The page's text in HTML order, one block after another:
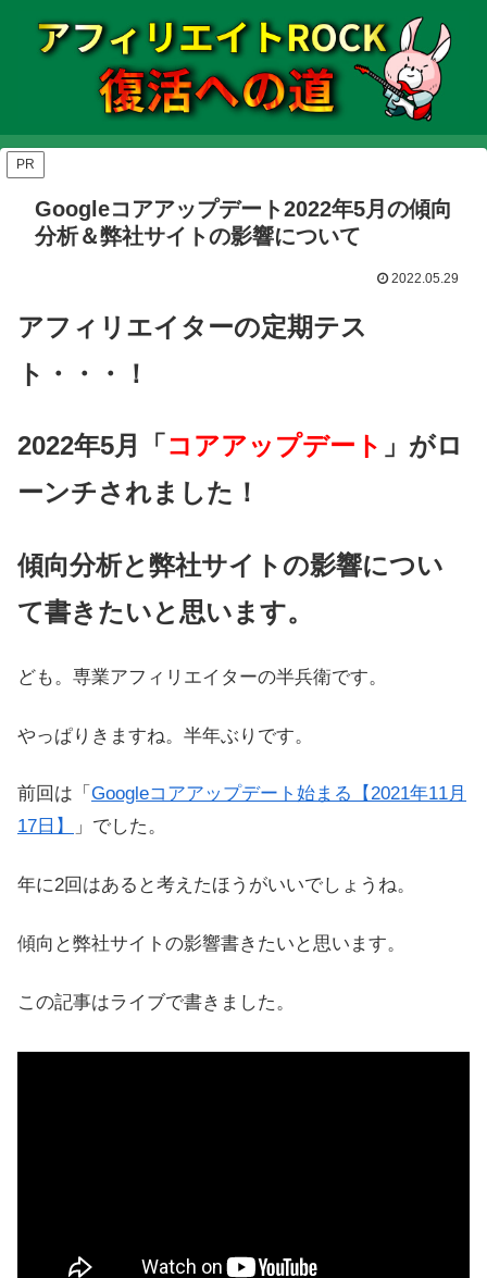
PR
Googleコアアップデート2022年5月の傾向
分析＆弊社サイトの影響について
2022.05.29
アフィリエイターの定期テス
ト・・・！
2022年5月「 コアアップデート 」がロ
ーンチされました！
傾向分析と弊社サイトの影響につい
て書きたいと思います。
ども。専業アフィリエイターの半兵衛です。
やっぱりきますね。半年ぶりです。
前回は「 Googleコアアップデート始まる【2021年11月
17日】
」でした。
年に2回はあると考えたほうがいいでしょうね。
傾向と弊社サイトの影響書きたいと思います。
この記事はライブで書きました。